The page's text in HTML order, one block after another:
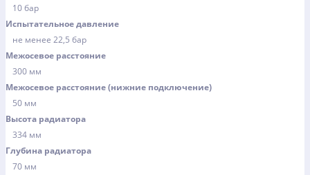
10 бар
Испытательное давление
не менее 22,5 бар
Межосевое расстояние
300 мм
Межосевое расстояние (нижние подключение)
50 мм
Высота радиатора
334 мм
Глубина радиатора
70 мм